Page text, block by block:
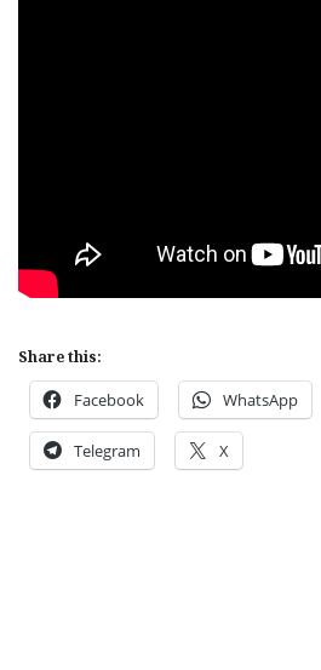
Share this:
Facebook WhatsApp
Telegram X